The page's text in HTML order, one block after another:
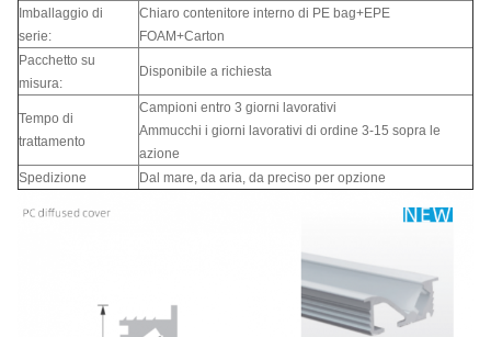
Imballaggio di
serie:
Chiaro contenitore interno di PE bag+EPE
FOAM+Carton
Pacchetto su
misura:
Disponibile a richiesta
Tempo di
trattamento
Campioni entro 3 giorni lavorativi
Ammucchi i giorni lavorativi di ordine 3-15 sopra le
azione
Spedizione
Dal mare, da aria, da preciso per opzione